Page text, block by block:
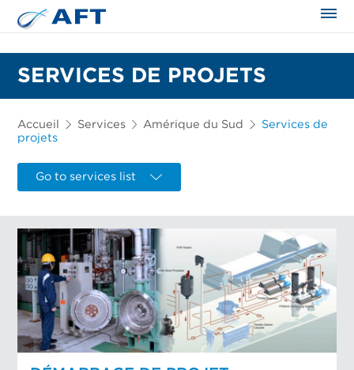
SERVICES DE PROJETS
Accueil Services Amérique du Sud
Services de
projets
Go to services list